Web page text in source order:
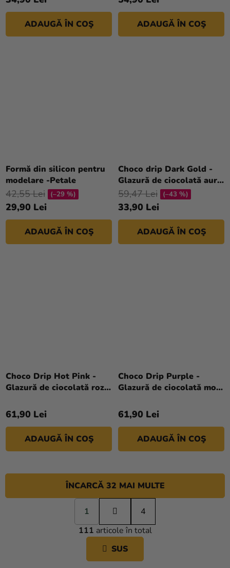
ADAUGĂ ÎN COŞ ADAUGĂ ÎN COŞ
Formă din silicon pentru
modelare -Petale
29,90 Lei
42,55 Lei (–29 %)
ADAUGĂ ÎN COŞ
Choco drip Dark Gold -
Glazură de ciocolată aurie
închisă într-un tub de 180
g
33,90 Lei
59,47 Lei (–43 %)
ADAUGĂ ÎN COŞ
Choco Drip Hot Pink -
Glazură de ciocolată roz
61,90 Lei
ADAUGĂ ÎN COŞ
Choco Drip Purple -
Glazură de ciocolată mov
61,90 Lei
ADAUGĂ ÎN COŞ
C
O
N
T
ÎNCARCĂ 32 MAI MULTE
P
a
g
i
a
r
1
4
111 articole în total
SUS